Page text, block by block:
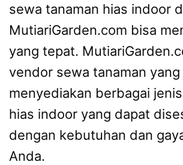
sewa tanaman hias indoor
MutiariGarden.com bisa
yang tepat.
vendor sewa tanaman yang
menyediakan berbagai
hias indoor yang dapat
dengan kebutuhan dan
Anda.